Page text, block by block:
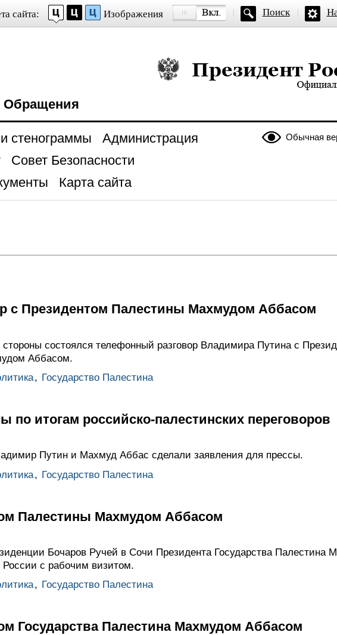
сайта: Изображения Поиск
Президент России —
Обращения
Обычная
стенограммы
Администрация
Совет Безопасности
Карта сайта
с Президентом Палестины Махмудом Аббасом
состоялся телефонный разговор Владимира Путина с
Аббасом.
, Государство Палестина
по итогам российско-палестинских переговоров
Путин и Махмуд Аббас сделали заявления для прессы.
, Государство Палестина
Палестины Махмудом Аббасом
Бочаров Ручей в Сочи Президента Государства Палестина
с рабочим визитом.
, Государство Палестина
Государства Палестина Махмудом Аббасом